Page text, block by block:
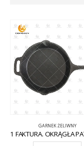
GARNEK ŻELIWNY